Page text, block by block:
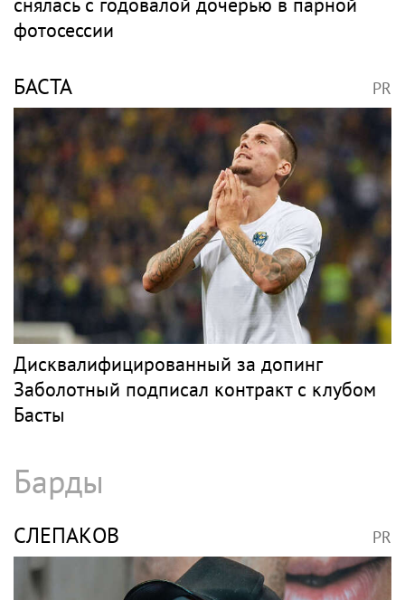
Григорий Лепс отменил концерты в Крыму
Рэп
ТИМАТИ PR
Девушка Тимати Валентина Иванова
снялась с годовалой дочерью в парной
фотосессии